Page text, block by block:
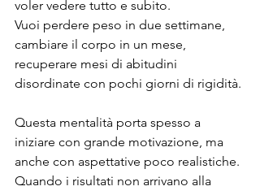
voler vedere tutto e subito.
Vuoi perdere peso in due settimane,
cambiare il corpo in un mese,
recuperare mesi di abitudini
disordinate con pochi giorni di rigidità.
Questa mentalità porta spesso a
iniziare con grande motivazione, ma
anche con aspettative poco realistiche.
Quando i risultati non arrivano alla